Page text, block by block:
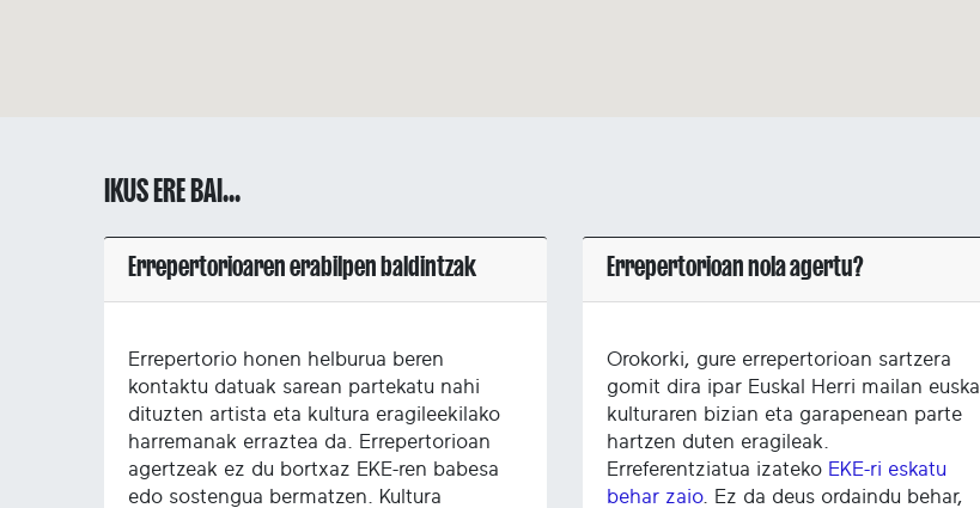
IKUS ERE BAI...
Errepertorioaren erabilpen baldintzak
Errepertorio honen helburua beren
kontaktu datuak sarean partekatu nahi
dituzten artista eta kultura eragileekilako
harremanak erraztea da. Errepertorioan
agertzeak ez du bortxaz EKE-ren babesa
edo sostengua bermatzen. Kultura
Errepertorioan nola agertu?
Orokorki, gure errepertorioan sartzera
gomit dira ipar Euskal Herri mailan euskal
kulturaren bizian eta garapenean parte
hartzen duten eragileak.
Erreferentziatua izateko EKE-ri eskatu
behar zaio. Ez da deus ordaindu behar,